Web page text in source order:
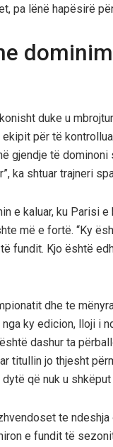
pa lënë hapësirë
duke u
për të
gjendje të dominoni
ka shtuar trajneri
e kaluar, ku Parisi
më e fortë. “Ky
fundit. Kjo është
dhe te
ky edicion, lloji i
dashur ta
titullin jo thjesht
që nuk u shkëput
te
e fundit të